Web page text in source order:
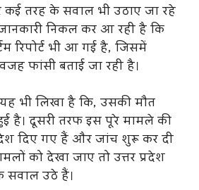
कई तरह के सवाल भी उठाए जा रहे
जानकारी निकल कर आ रही है कि
रिपोर्ट भी आ गई है, जिसमें
फांसी बताई जा रही है।
यह भी लिखा है कि, उसकी मौत
है। दूसरी तरफ इस पूरे मामले की
दिए गए हैं और जांच शुरू कर दी
को देखा जाए तो उत्तर प्रदेश
सवाल उठे हैं।